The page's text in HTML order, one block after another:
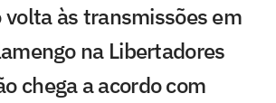
volta às transmissões em
na Libertadores
chega a acordo com